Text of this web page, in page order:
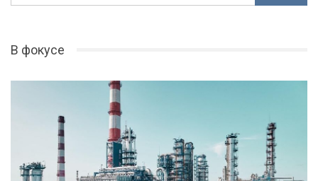
В фокусе